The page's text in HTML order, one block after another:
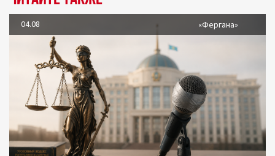
04.08 «Фергана»